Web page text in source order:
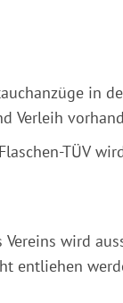
in
Verleih
TÜV
wird
entliehen